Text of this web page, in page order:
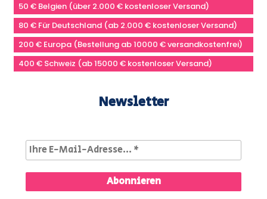
50 € Belgien (über 2.000 € kostenloser Versand)
80 € Für Deutschland (ab 2.000 € kostenloser Versand)
200 € Europa (Bestellung ab 10000 € versandkostenfrei)
400 € Schweiz (ab 15000 € kostenloser Versand)
Newsletter